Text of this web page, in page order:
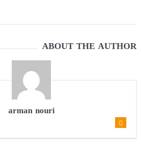
ABOUT THE AUTHOR
arman nouri